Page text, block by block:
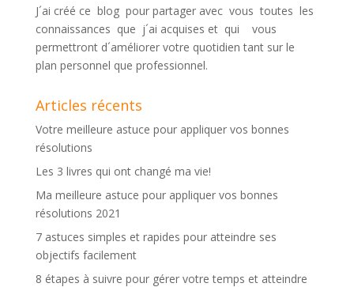
J´ai créé ce blog pour partager avec vous toutes les
connaissances que j´ai acquises et qui vous
permettront d´améliorer votre quotidien tant sur le
plan personnel que professionnel.
Articles récents
Votre meilleure astuce pour appliquer vos bonnes
résolutions
Les 3 livres qui ont changé ma vie!
Ma meilleure astuce pour appliquer vos bonnes
résolutions 2021
7 astuces simples et rapides pour atteindre ses
objectifs facilement
8 étapes à suivre pour gérer votre temps et atteindre